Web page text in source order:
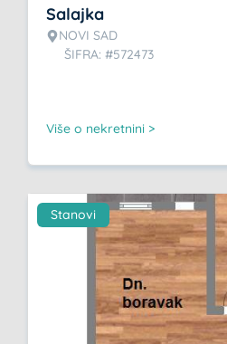
Salajka
NOVI SAD
ŠIFRA: #572473
Više o nekretnini >
Stanovi